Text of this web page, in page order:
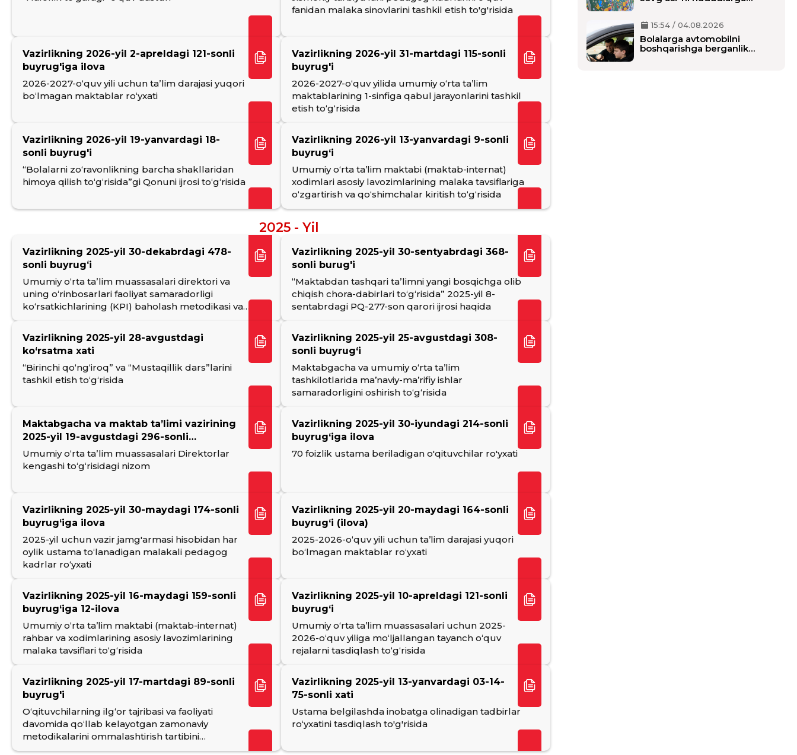
fanidan malaka sinovlarini tashkil etish to'g'risida
Vazirlikning 2026-yil 2-apreldagi 121-sonli
buyrug'iga ilova
2026-2027-oʻquv yili uchun taʼlim darajasi yuqori
boʻlmagan maktablar roʻyxati
Vazirlikning 2026-yil 31-martdagi 115-sonli
buyrug'i
2026-2027-oʻquv yilida umumiy oʻrta ta’lim
maktablarining 1-sinfiga qabul jarayonlarini tashkil
etish toʻgʻrisida
Vazirlikning 2026-yil 19-yanvardagi 18-
sonli buyrug'i
“Bolalarni zo‘ravonlikning barcha shakllaridan
himoya qilish to‘g‘risida”gi Qonuni ijrosi to‘g‘risida
Vazirlikning 2026-yil 13-yanvardagi 9-sonli
buyrug‘i
Umumiy o‘rta ta’lim maktabi (maktab-internat)
xodimlari asosiy lavozimlarining malaka tavsiflariga
o‘zgartirish va qo‘shimchalar kiritish to‘g‘risida
2025 - Yil
Vazirlikning 2025-yil 30-dekabrdagi 478-
sonli buyrugʻi
Umumiy oʻrta taʼlim muassasalari direktori va
uning oʻrinbosarlari faoliyat samaradorligi
koʻrsatkichlarining (KPI) baholash metodikasi va
Vazirlikning 2025-yil 30-sentyabrdagi 368-
sonli burug'i
“Maktabdan tashqari taʼlimni yangi bosqichga olib
chiqish chora-dabirlari toʻgʻrisida” 2025-yil 8-
sentabrdagi PQ-277-son qarori ijrosi haqida
Vazirlikning 2025-yil 28-avgustdagi
ko‘rsatma xati
“Birinchi qo‘ng‘iroq” va “Mustaqillik dars”larini
tashkil etish to‘g‘risida
Vazirlikning 2025-yil 25-avgustdagi 308-
sonli buyrug‘i
Maktabgacha va umumiy o‘rta ta’lim
tashkilotlarida ma’naviy-ma’rifiy ishlar
samaradorligini oshirish to‘g‘risida
Maktabgacha va maktab taʼlimi vazirining
2025-yil 19-avgustdagi 296-sonli
buyrugʻiga ilova
Umumiy oʻrta taʼlim muassasalari Direktorlar
kengashi toʻgʻrisidagi nizom
Vazirlikning 2025-yil 30-iyundagi 214-sonli
buyrug‘iga ilova
70 foizlik ustama beriladigan o'qituvchilar ro'yxati
Vazirlikning 2025-yil 30-maydagi 174-sonli
buyrug‘iga ilova
2025-yil uchun vazir jamg'armasi hisobidan har
oylik ustama toʻlanadigan malakali pedagog
kadrlar roʻyxati
Vazirlikning 2025-yil 20-maydagi 164-sonli
buyrug‘i (ilova)
2025-2026-o‘quv yili uchun ta’lim darajasi yuqori
bo‘lmagan maktablar ro‘yxati
Vazirlikning 2025-yil 16-maydagi 159-sonli
buyrug‘iga 12-ilova
Umumiy o‘rta ta’lim maktabi (maktab-internat)
rahbar va xodimlarining asosiy lavozimlarining
malaka tavsiflari to‘g‘risida
Vazirlikning 2025-yil 10-apreldagi 121-sonli
buyrug‘i
Umumiy o‘rta ta’lim muassasalari uchun 2025-
2026-o‘quv yiliga mo‘ljallangan tayanch o‘quv
rejalarni tasdiqlash to‘g‘risida
Vazirlikning 2025-yil 17-martdagi 89-sonli
buyrug'i
Oʻqituvchilarning ilgʻor tajribasi va faoliyati
davomida qoʻllab kelayotgan zamonaviy
metodikalarini ommalashtirish tartibini
takomillashtirish toʻgʻrisida
Vazirlikning 2025-yil 13-yanvardagi 03-14-
75-sonli xati
Ustama belgilashda inobatga olinadigan tadbirlar
ro‘yxatini tasdiqlash to'g'risida
yetkaziladi?
15:54 / 04.08.2026
Bolalarga avtomobilni
boshqarishga berganlik